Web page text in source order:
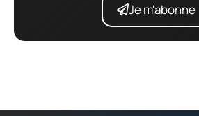
Je m'abonne